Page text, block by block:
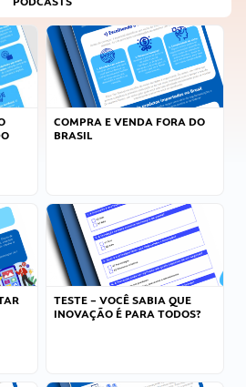
COMPRA E VENDA FORA DO
BRASIL
TESTE – VOCÊ SABIA QUE
INOVAÇÃO É PARA TODOS?